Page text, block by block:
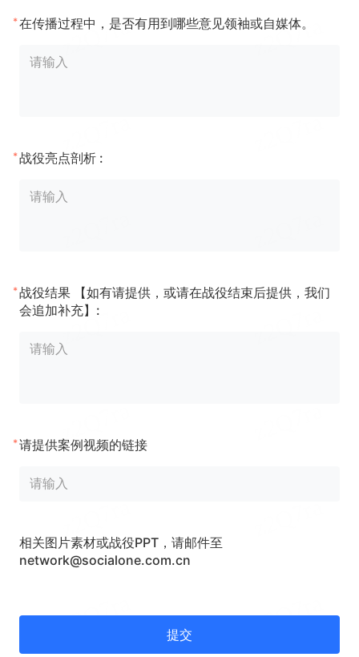
*在传播过程中，是否有用到哪些意见领袖或自媒体。
*战役亮点剖析 :
*战役结果 【如有请提供，或请在战役结束后提供，我们
会追加补充】:
*请提供案例视频的链接
相关图片素材或战役PPT，请邮件至
network@socialone.com.cn
提交